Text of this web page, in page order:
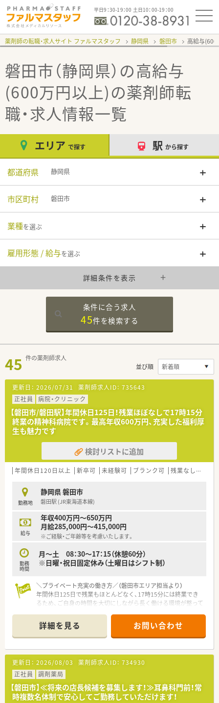
平日9：30-19：00 土日10：00-19：00
薬剤師の転職・求人サイト ファルマスタッフ 静岡県 磐田市 高給与
磐田市（静岡県）の高給与
(600万円以上)の薬剤師転
職・求人情報一覧
エリア で探す 駅 から探す
都道府県 静岡県
市区町村 磐田市
業種を選ぶ
雇用形態 / 給与を選ぶ
詳細条件を表示
条件に合う求人
45件を検索する
45 件の薬剤師求人
並び順
更新日： 2026/07/31 薬剤師求人ID： 735643
正社員
病院・クリニック
【磐田市/磐田駅】年間休日125日！残業ほぼなしで17時15分
終業の精神科病院です。最高年収600万円、充実した福利厚
生も魅力です
検討リストに追加
年間休日120日以上 新卒可 未経験可 ブランク可 残業なし(ほぼなし含む)
勤務地
静岡県 磐田市
磐田駅 (JR東海道本線)
給与
年収400万円～650万円
月給285,000円～415,000円
※ご経験・ご年齢等を考慮いたします。
勤務
時間
月～土 08：30～17：15（休憩60分）
※日曜・祝日固定休み（土曜日はシフト制）
＼プライベート充実の働き方／（磐田市エリア担当より）
年間休日125日で残業もほとんどなく、17時15分には終業でき
るため、ご自身の時間を大切にしながら長く働ける環境が整って
【施設情報と業務状況について】
■磐田駅から車で10分ほどの立地にあり、精神科と神経科の専
門的な医療を提供している地域密着型の病院です。
■外来は院外処方がメインとなっており、院内での調剤業務に集
中しやすい落ち着いた業務環境が整っております。
■児童思春期の心のケアに注力しており、幅広い精神疾患に対す
る知識を深めながら、専門薬剤師としてのキャリアアップを目指
せる環境です。
詳細を見る お問い合わせ
更新日： 2026/08/03 薬剤師求人ID： 734930
正社員
調剤薬局
【磐田市】≪将来の店長候補を募集します！≫耳鼻科門前！常
時複数名体制で安心してご勤務していただけます！